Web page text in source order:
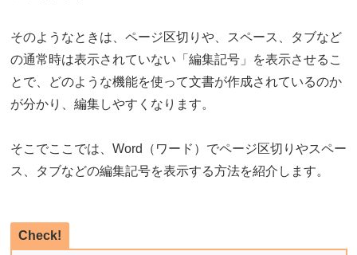
そのようなときは、ページ区切りや、スペース、タブなど
の通常時は表示されていない「編集記号」を表示させるこ
とで、どのような機能を使って文書が作成されているのか
が分かり、編集しやすくなります。
そこでここでは、Word（ワード）でページ区切りやスペー
ス、タブなどの編集記号を表示する方法を紹介します。
Check!